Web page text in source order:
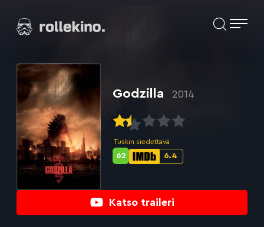
suoraan
Elokuvat ja elokuva-arviot | Rollekino.fi
jälkeen.
Katso traileri
Godzilla 2014
Tuskin siedettävä
IMDb-
6.4
Metascore-
62